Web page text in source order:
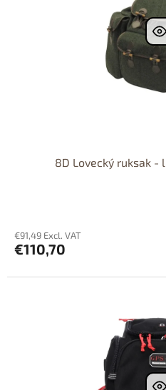
8D Lovecký ruksak -
€91,49 Excl. VAT
€110,70